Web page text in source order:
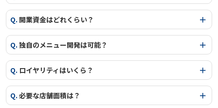
Q. 開業資金はどれくらい？
Q. 独自のメニュー開発は可能？
Q. ロイヤリティはいくら？
Q. 必要な店舗面積は？